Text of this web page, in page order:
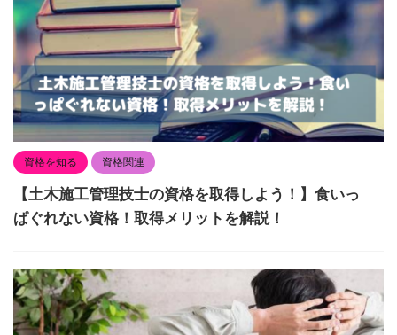
資格を知る 資格関連
【土木施工管理技士の資格を取得しよう！】食いっ
ぱぐれない資格！取得メリットを解説！